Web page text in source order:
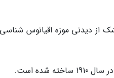
از دیدنی موزه اقیانوس
شده است.